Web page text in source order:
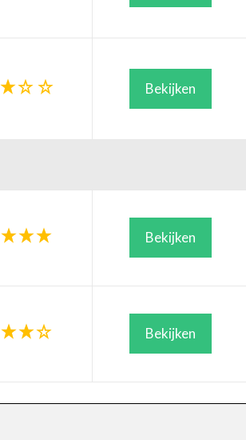
Bekijken
Bekijken
Bekijken